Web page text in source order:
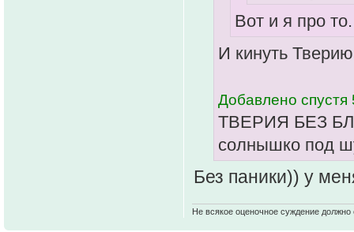
Вот и я про
И кинуть
Добавлено спустя
ТВЕРИЯ БЕЗ
солнышко под
Без паники)) у
Не всякое оценочное суждение